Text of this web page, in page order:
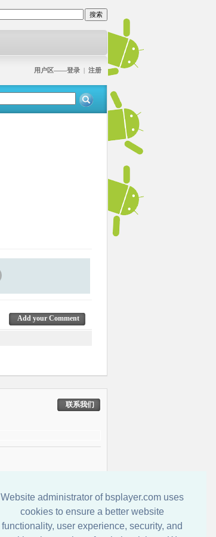
Website administrator of bsplayer.com uses
cookies to ensure a better website
functionality, user experience, security, and
用户区——登录 | 注册
Add your Comment
联系我们